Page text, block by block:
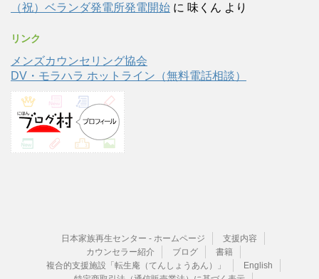
（祝）ベランダ発電所発電開始 に 味くん より
リンク
メンズカウンセリング協会
DV・モラハラ ホットライン（無料電話相談）
日本家族再生センター - ホームページ
支援内容
カウンセラー紹介
ブログ
書籍
複合的支援施設「転生庵（てんしょうあん）」
English